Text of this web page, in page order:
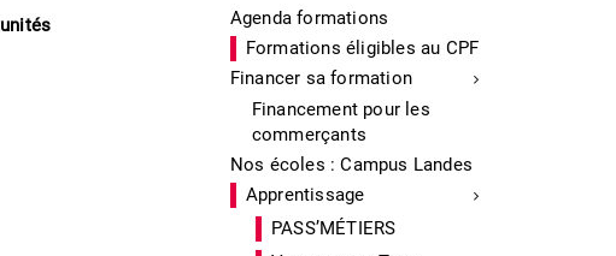
Agenda formations
Formations éligibles au CPF
Financer sa formation
Financement pour les
commerçants
Nos écoles : Campus Landes
Apprentissage
PASS’MÉTIERS